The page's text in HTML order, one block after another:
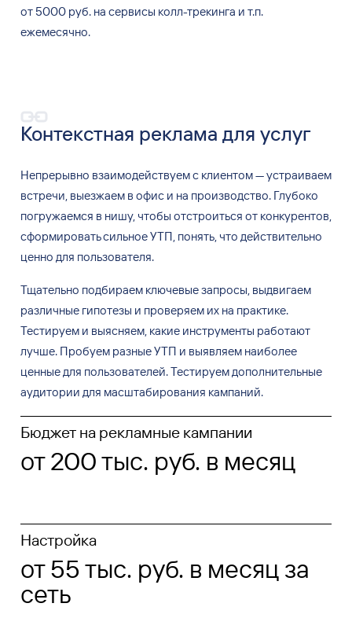
от 5000 руб. на сервисы колл-трекинга и т.п.
ежемесячно.
Контекстная реклама для услуг
Непрерывно взаимодействуем с клиентом—устраиваем
встречи, выезжаем в офис и на производство. Глубоко
погружаемся в нишу, чтобы отстроиться от конкурентов,
сформировать сильное УТП, понять, что действительно
ценно для пользователя.
Тщательно подбираем ключевые запросы, выдвигаем
различные гипотезы и проверяем их на практике.
Тестируем и выясняем, какие инструменты работают
лучше. Пробуем разные УТП и выявляем наиболее
ценные для пользователей. Тестируем дополнительные
аудитории для масштабирования кампаний.
Бюджет на рекламные кампании
от 200 тыс. руб. в месяц
Настройка
от 55 тыс. руб. в месяц за
сеть